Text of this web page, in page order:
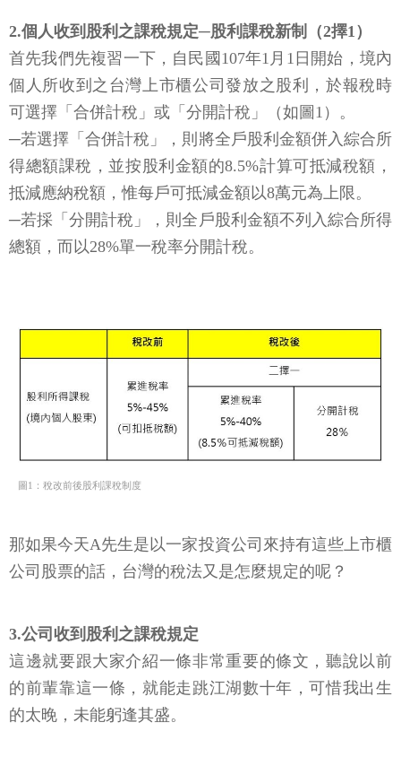
2.個人收到股利之課稅規定─股利課稅新制（2擇1）
首先我們先複習一下，自民國107年1月1日開始，境內
個人所收到之台灣上市櫃公司發放之股利，於報稅時
可選擇「合併計稅」或「分開計稅」（如圖1）。
─若選擇「合併計稅」，則將全戶股利金額併入綜合所
得總額課稅，並按股利金額的8.5%計算可抵減稅額，
抵減應納稅額，惟每戶可抵減金額以8萬元為上限。
─若採「分開計稅」，則全戶股利金額不列入綜合所得
總額，而以28%單一稅率分開計稅。
圖1：稅改前後股利課稅制度
那如果今天A先生是以一家投資公司來持有這些上市櫃
公司股票的話，台灣的稅法又是怎麼規定的呢？
3.公司收到股利之課稅規定
這邊就要跟大家介紹一條非常重要的條文，聽說以前
的前輩靠這一條，就能走跳江湖數十年，可惜我出生
的太晚，未能躬逢其盛。